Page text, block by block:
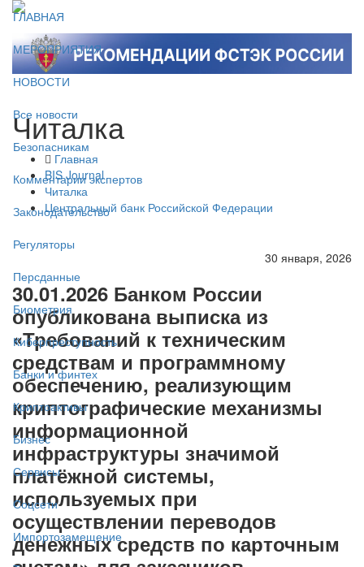
ГЛАВНАЯ
МЕРОПРИЯТИЯ
НОВОСТИ
Все новости
Безопасникам
Комментарии экспертов
Законодательство
Регуляторы
Персданные
Биометрия
Киберпреступность
Банки и финтех
Криптоактивы
Бизнес
Сервисы
Соцсети
Импортозамещение
Читалка
Главная
BIS Journal
Читалка
Центральный банк Российской Федерации
30 января, 2026
30.01.2026 Банком России
опубликована выписка из
«Требований к техническим
средствам и программному
обеспечению, реализующим
криптографические механизмы
информационной
инфраструктуры значимой
платёжной системы,
используемых при
осуществлении переводов
денежных средств по карточным